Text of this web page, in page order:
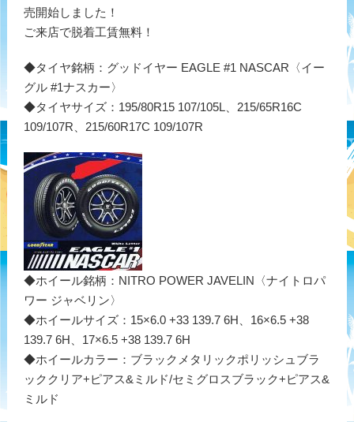
売開始しました！
ご来店で脱着工賃無料！
◆タイヤ銘柄：グッドイヤー EAGLE #1 NASCAR〈イー
グル #1ナスカー〉
◆タイヤサイズ：195/80R15 107/105L、215/65R16C
109/107R、215/60R17C 109/107R
◆ホイール銘柄：NITRO POWER JAVELIN〈ナイトロパ
ワー ジャベリン〉
◆ホイールサイズ：15×6.0 +33 139.7 6H、16×6.5 +38
139.7 6H、17×6.5 +38 139.7 6H
◆ホイールカラー：ブラックメタリックポリッシュブラ
ッククリア+ピアス&ミルド/セミグロスブラック+ピアス&
ミルド